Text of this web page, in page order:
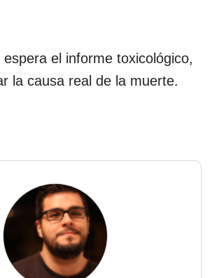
el informe toxicológico,
la causa real de la muerte.